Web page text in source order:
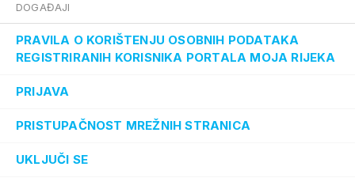
DOGAĐAJI
PRAVILA O KORIŠTENJU OSOBNIH PODATAKA
REGISTRIRANIH KORISNIKA PORTALA MOJA RIJEKA
PRIJAVA
PRISTUPAČNOST MREŽNIH STRANICA
UKLJUČI SE